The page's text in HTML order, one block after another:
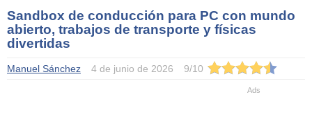
Sandbox de conducción para PC con mundo
abierto, trabajos de transporte y físicas
divertidas
Manuel Sánchez 4 de junio de 2026 9/10